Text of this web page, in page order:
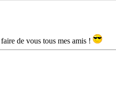
de vous tous mes amis !